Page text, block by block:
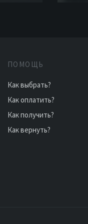
ПОМОЩЬ
Как выбрать?
Как оплатить?
Как получить?
Как вернуть?